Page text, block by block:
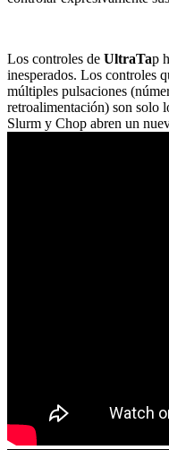
Los controles de UltraTap
inesperados. Los controles
múltiples pulsaciones
retroalimentación) son solo
Slurm y Chop abren un